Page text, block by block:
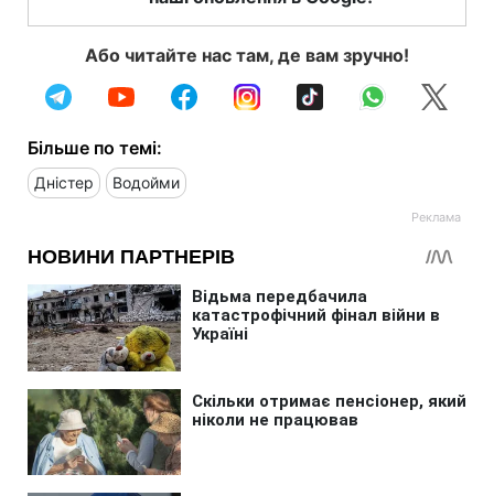
Або читайте нас там, де вам зручно!
Більше по темі:
Дністер Водойми